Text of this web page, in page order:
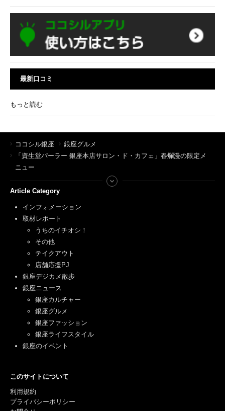
最新口コミ
もっと読む
ココシル銀座
銀座グルメ
「資生堂パーラー 銀座本店サロン・ド・カフェ」春爛漫の限定メ
ニュー
Article Category
インフォメーション
取材レポート
うちのイチオシ！
その他
テイクアウト
店舗応援PJ
銀座デジカメ散歩
銀座ニュース
銀座カルチャー
銀座グルメ
銀座ファッション
銀座ライフスタイル
銀座のイベント
このサイトについて
利用規約
プライバシーポリシー